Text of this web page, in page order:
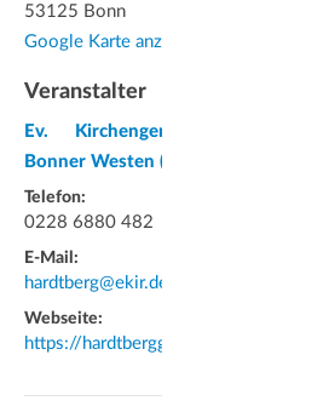
53125 Bonn
Google Karte anzeigen
Veranstalter
Ev. Kirchengemeinde im
Bonner Westen (Hardtberg)
Telefon:
0228 6880 482
E-Mail:
hardtberg@ekir.de
Webseite:
https://hardtberggemeinde.de/